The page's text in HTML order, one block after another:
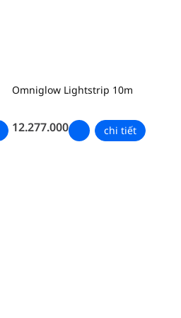
Omniglow Lightstrip 10m
12.277.000 chi tiết